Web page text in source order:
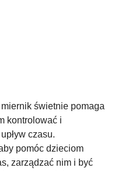
świetnie pomaga
kontrolować i
czasu.
pomóc dzieciom
zarządzać nim i być